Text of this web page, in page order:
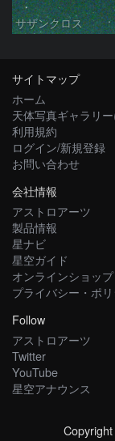
サザンクロス
サイトマップ
ホーム
天体写真ギャラリ
利用規約
ログイン/新規登録
お問い合わせ
会社情報
アストロアーツ
製品情報
星ナビ
星空ガイド
オンラインショップ
プライバシー・ポ
Follow
アストロアーツ
Twitter
YouTube
星空アナウンス